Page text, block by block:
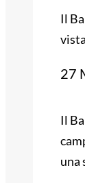
Il
27
Il
una